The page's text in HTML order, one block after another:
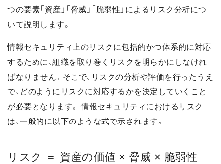
つの要素「資産」「脅威」「脆弱性」によるリスク分析につ
いて説明します。
情報セキュリティ上のリスクに包括的かつ体系的に対応
するために、組織を取り巻くリスクを明らかにしなけれ
ばなりません。そこで、リスクの分析や評価を行ったうえ
で、どのようにリスクに対応するかを決定していくこと
が必要となります。 情報セキュリティにおけるリスク
は、一般的に以下のような式で示されます。
リスク ＝ 資産の価値 × 脅威 × 脆弱性